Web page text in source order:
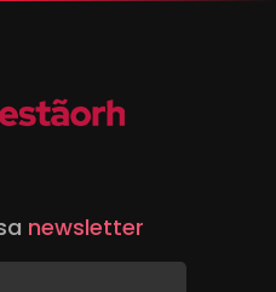
newsletter